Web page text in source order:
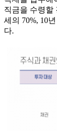
직금을 수령할
세의 70%, 10
다.